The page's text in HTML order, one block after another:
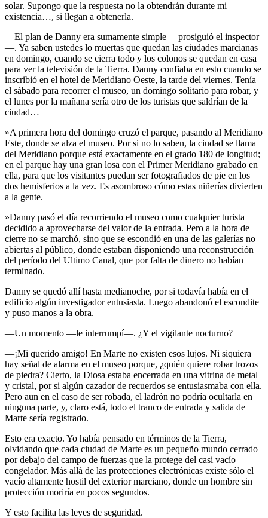
solar. Supongo que la respuesta no la obtendrán durante mi
existencia…, si llegan a obtenerla.
—El plan de Danny era sumamente simple —prosiguió el inspector
—. Ya saben ustedes lo muertas que quedan las ciudades marcianas
en domingo, cuando se cierra todo y los colonos se quedan en casa
para ver la televisión de la Tierra. Danny confiaba en esto cuando se
inscribió en el hotel de Meridiano Oeste, la tarde del viernes. Tenía
el sábado para recorrer el museo, un domingo solitario para robar, y
el lunes por la mañana sería otro de los turistas que saldrían de la
ciudad…
»A primera hora del domingo cruzó el parque, pasando al Meridiano
Este, donde se alza el museo. Por si no lo saben, la ciudad se llama
del Meridiano porque está exactamente en el grado 180 de longitud;
en el parque hay una gran losa con el Primer Meridiano grabado en
ella, para que los visitantes puedan ser fotografiados de pie en los
dos hemisferios a la vez. Es asombroso cómo estas niñerías divierten
a la gente.
»Danny pasó el día recorriendo el museo como cualquier turista
decidido a aprovecharse del valor de la entrada. Pero a la hora de
cierre no se marchó, sino que se escondió en una de las galerías no
abiertas al público, donde estaban disponiendo una reconstrucción
del período del Ultimo Canal, que por falta de dinero no habían
terminado.
Danny se quedó allí hasta medianoche, por si todavía había en el
edificio algún investigador entusiasta. Luego abandonó el escondite
y puso manos a la obra.
—Un momento —le interrumpí—. ¿Y el vigilante nocturno?
—¡Mi querido amigo! En Marte no existen esos lujos. Ni siquiera
hay señal de alarma en el museo porque, ¿quién quiere robar trozos
de piedra? Cierto, la Diosa estaba encerrada en una vitrina de metal
y cristal, por si algún cazador de recuerdos se entusiasmaba con ella.
Pero aun en el caso de ser robada, el ladrón no podría ocultarla en
ninguna parte, y, claro está, todo el tranco de entrada y salida de
Marte sería registrado.
Esto era exacto. Yo había pensado en términos de la Tierra,
olvidando que cada ciudad de Marte es un pequeño mundo cerrado
por debajo del campo de fuerzas que la protege del casi vacío
congelador. Más allá de las protecciones electrónicas existe sólo el
vacío altamente hostil del exterior marciano, donde un hombre sin
protección moriría en pocos segundos.
Y esto facilita las leyes de seguridad.